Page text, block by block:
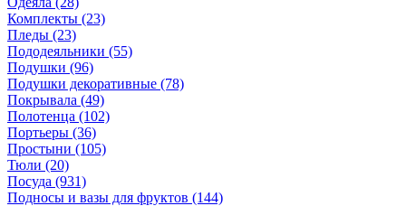
Комплекты (23)
Пледы (23)
Пододеяльники (55)
Подушки (96)
Подушки декоративные (78)
Покрывала (49)
Полотенца (102)
Портьеры (36)
Простыни (105)
Тюли (20)
Посуда (931)
Подносы и вазы для фруктов (144)